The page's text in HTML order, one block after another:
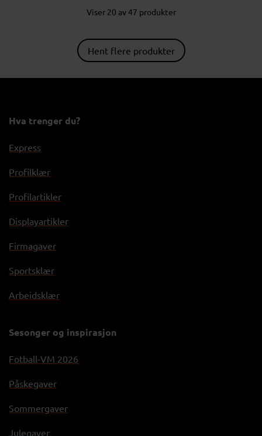
Viser 20 av 47 produkter
Hent flere produkter
Hva trenger du?
Express
Profilklær
Profilartikler
Displayartikler
Firmagaver
Sportsklær
Arbeidsklær
Sesonger og inspirasjon
Fotball-VM 2026
Påskegaver
Sommergaver
Julegaver